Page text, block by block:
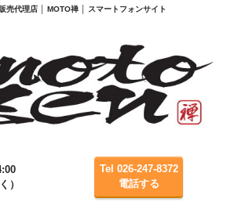
売代理店 │ MOTO禅 │ スマートフォンサイト
）
Tel 026-247-8372
電話する